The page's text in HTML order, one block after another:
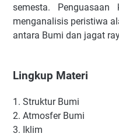
semesta.
menganalisis peristiwa
antara Bumi dan jagat
Lingkup Materi
1. Struktur Bumi
2. Atmosfer Bumi
3. Iklim